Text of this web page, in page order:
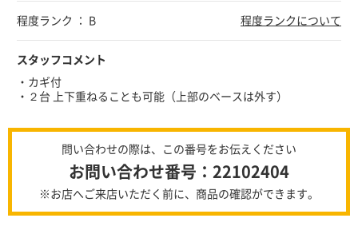
程度ランク ： B 程度ランクについて
スタッフコメント
・カギ付
・２台 上下重ねることも可能（上部のベースは外す）
問い合わせの際は、この番号をお伝えください
お問い合わせ番号：22102404
※お店へご来店いただく前に、商品の確認ができます。